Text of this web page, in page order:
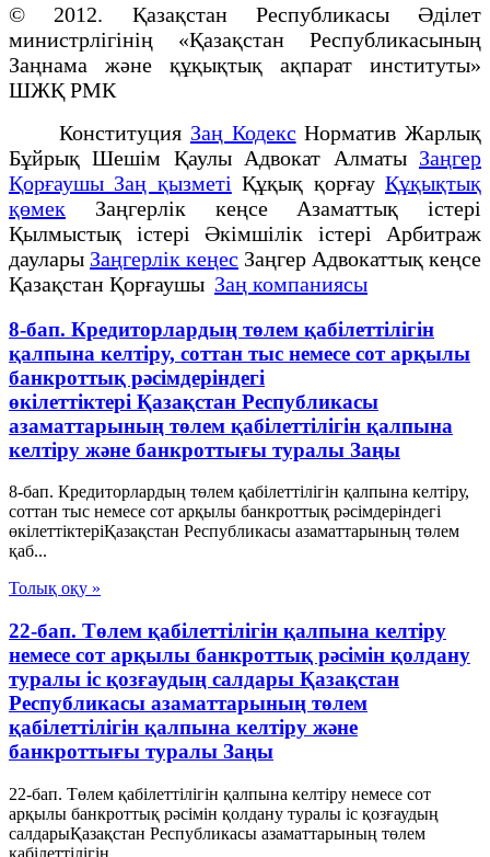
© 2012. Қазақстан Республикасы Әділет
министрлігінің «Қазақстан Республикасының
Заңнама және құқықтық ақпарат институты»
ШЖҚ РМК
Конституция Заң Кодекс Норматив Жарлық
Бұйрық Шешім Қаулы Адвокат Алматы Заңгер
Қорғаушы Заң қызметі Құқық қорғауҚұқықтық
қөмек Заңгерлік кеңсе Азаматтық істері
Қылмыстық істері Әкімшілік істері Арбитраж
даулары Заңгерлік кеңес Заңгер Адвокаттық кеңсе
Қазақстан Қорғаушы Заң компаниясы
8-бап. Кредиторлардың төлем қабілеттілігін
қалпына келтіру, соттан тыс немесе сот арқылы
банкроттық рәсімдеріндегі
өкілеттіктері Қазақстан Республикасы
азаматтарының төлем қабілеттілігін қалпына
келтіру және банкроттығы туралы Заңы
8-бап. Кредиторлардың төлем қабілеттілігін қалпына келтіру,
соттан тыс немесе сот арқылы банкроттық рәсімдеріндегі
өкілеттіктеріҚазақстан Республикасы азаматтарының төлем
қаб...
Толық оқу »
22-бап. Төлем қабілеттілігін қалпына келтіру
немесе сот арқылы банкроттық рәсімін қолдану
туралы іс қозғаудың салдары Қазақстан
Республикасы азаматтарының төлем
қабілеттілігін қалпына келтіру және
банкроттығы туралы Заңы
22-бап. Төлем қабілеттілігін қалпына келтіру немесе сот
арқылы банкроттық рәсімін қолдану туралы іс қозғаудың
салдарыҚазақстан Республикасы азаматтарының төлем
қабілеттілігін...